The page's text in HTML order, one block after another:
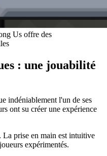
Us offre des
: une jouabilité
indéniablement l'un de ses
ont su créer une expérience
. La prise en main est intuitive
expérimentés.